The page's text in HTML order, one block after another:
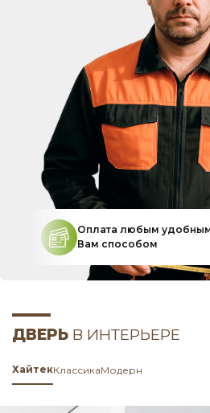
Оплата любым
Вам способом
ДВЕРЬ В ИНТЕРЬЕРЕ
ХайтекКлассикаМодерн